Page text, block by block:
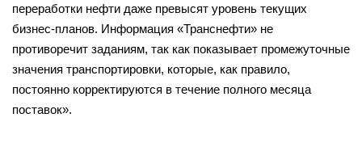
переработки нефти даже превысят уровень текущих
бизнес-планов. Информация «Транснефти» не
противоречит заданиям, так как показывает промежуточные
значения транспортировки, которые, как правило,
постоянно корректируются в течение полного месяца
поставок».